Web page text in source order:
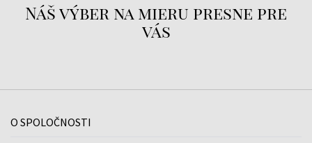
Náš výber na mieru presne pre
vás
O SPOLOČNOSTI